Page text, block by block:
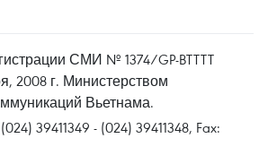
СМИ № 1374/GP-BTTTT
2008 г. Министерством
Вьетнама.
39411349 - (024) 39411348, Fax: